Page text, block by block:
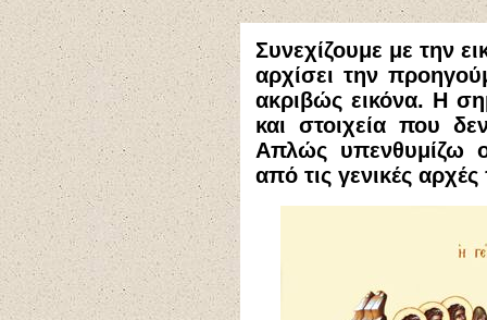
Συνεχίζουμε με την
αρχίσει την
ακριβώς εικόνα. Η
και στοιχεία που
Απλώς υπενθυμίζω
από τις γενικές